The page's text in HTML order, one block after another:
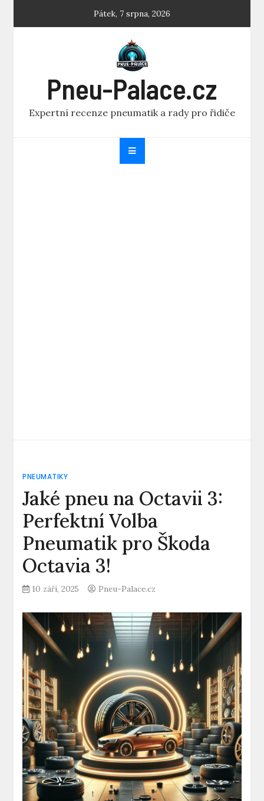
Pátek, 7 srpna, 2026
Pneu-Palace.cz
Expertní recenze pneumatik a rady pro řidiče
PNEUMATIKY
Jaké pneu na Octavii 3:
Perfektní Volba
Pneumatik pro Škoda
Octavia 3!
10 září, 2025 Pneu-Palace.cz